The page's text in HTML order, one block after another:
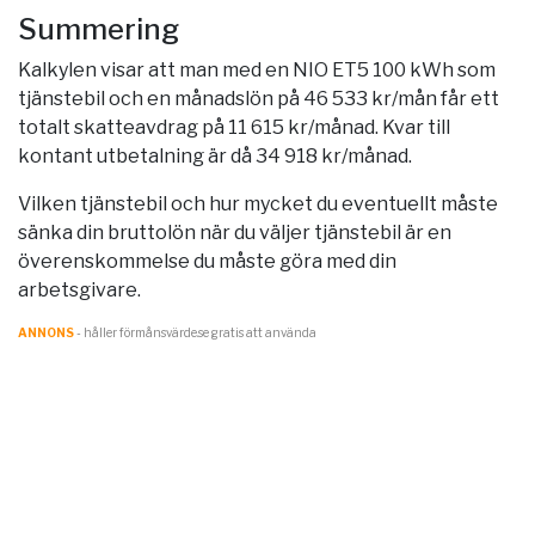
Summering
Kalkylen visar att man med en NIO ET5 100 kWh som
tjänstebil och en månadslön på 46 533 kr/mån får ett
totalt skatteavdrag på 11 615 kr/månad. Kvar till
kontant utbetalning är då 34 918 kr/månad.
Vilken tjänstebil och hur mycket du eventuellt måste
sänka din bruttolön när du väljer tjänstebil är en
överenskommelse du måste göra med din
arbetsgivare.
ANNONS- håller förmånsvärde.se gratis att använda